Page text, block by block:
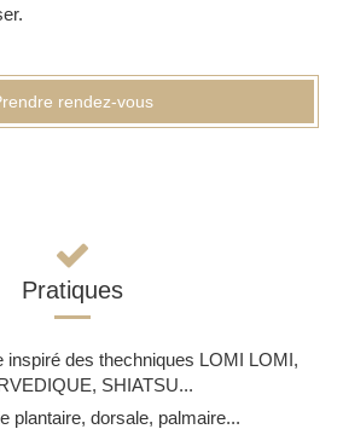
rendez-vous
Pratiques
inspiré des thechniques LOMI LOMI,
SHIATSU...
plantaire, dorsale, palmaire...